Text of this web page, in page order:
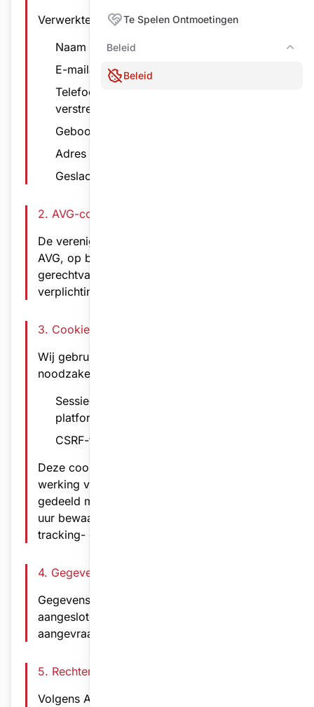
Verwerkte persoonsgegevens:
Naam en voornaam
E-mailadres (indien verstrekt)
Telefoonnummer/Mobielnummer (indien
verstrekt)
Geboortedatum (indien verstrekt)
Adres (indien verstrekt)
Geslacht (indien verstrekt)
2. AVG-conformiteit
De vereniging verwerkt gegevens conform de
AVG, op basis van overeenkomst,
gerechtvaardigd belang en wettelijke
verplichtingen.
3. Cookies & Technologie
Wij gebruiken uitsluitend technisch
noodzakelijke cookies:
Sessiecookies - essentieel voor
platformfunctionaliteit
CSRF-tokens - beveiliging tegen misbruik
Deze cookies zijn strikt noodzakelijk voor de
werking van het platform en worden niet
gedeeld met derden. Ze worden maximaal 2
uur bewaard. Wij maken geen gebruik van
tracking- of analytische cookies.
4. Gegevensbewaring
Gegevens worden bewaard zolang
aangesloten bij de vereniging. Verwijdering kan
aangevraagd worden via de vereniging.
5. Rechten van Gebruikers
Volgens AVG hebt u recht op:
Te Spelen Ontmoetingen
Beleid
Beleid